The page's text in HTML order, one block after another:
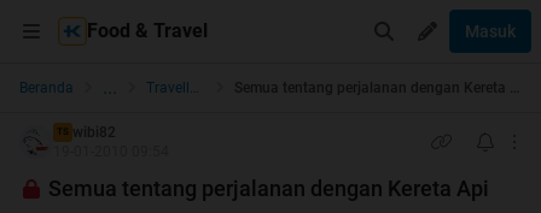
Food & Travel Masuk
Beranda ... Travellers
TS wibi82
Semua tentang perjalanan dengan Kereta Api